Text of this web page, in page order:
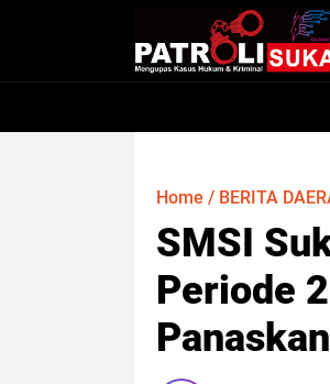
Home / BERITA
SMSI
Periode
Panaskan